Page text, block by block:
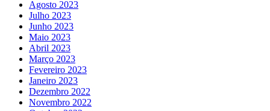
Agosto 2023
Julho 2023
Junho 2023
Maio 2023
Abril 2023
Março 2023
Fevereiro 2023
Janeiro 2023
Dezembro 2022
Novembro 2022